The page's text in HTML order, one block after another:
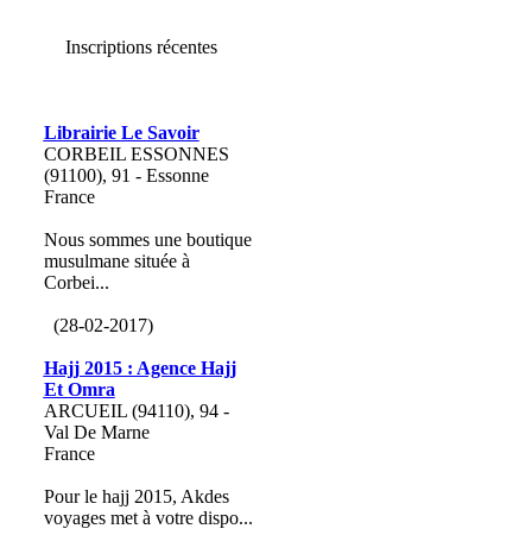
Inscriptions récentes
Librairie Le Savoir
CORBEIL ESSONNES
(91100), 91 - Essonne
France
Nous sommes une boutique
musulmane située à
Corbei...
(28-02-2017)
Hajj 2015 : Agence Hajj
Et Omra
ARCUEIL (94110), 94 -
Val De Marne
France
Pour le hajj 2015, Akdes
voyages met à votre dispo...